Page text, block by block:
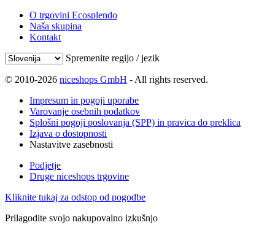
O trgovini Ecosplendo
Naša skupina
Kontakt
Spremenite regijo / jezik
© 2010-2026 niceshops GmbH - All rights reserved.
Impresum in pogoji uporabe
Varovanje osebnih podatkov
Splošni pogoji poslovanja (SPP) in pravica do preklica
Izjava o dostopnosti
Nastavitve zasebnosti
Podjetje
Druge niceshops trgovine
Kliknite tukaj za odstop od pogodbe
Prilagodite svojo nakupovalno izkušnjo